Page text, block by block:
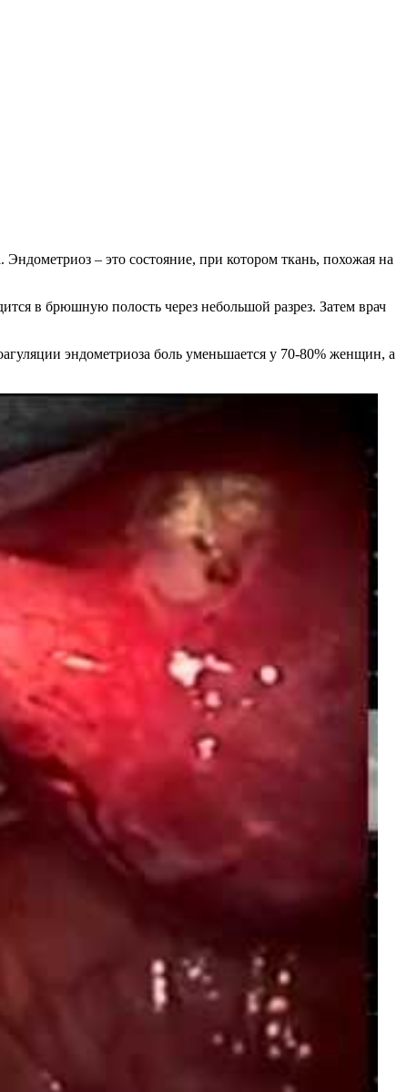
Эндометриоз – это состояние, при котором ткань, похожая на
в брюшную полость через небольшой разрез. Затем врач
эндометриоза боль уменьшается у 70-80% женщин, а